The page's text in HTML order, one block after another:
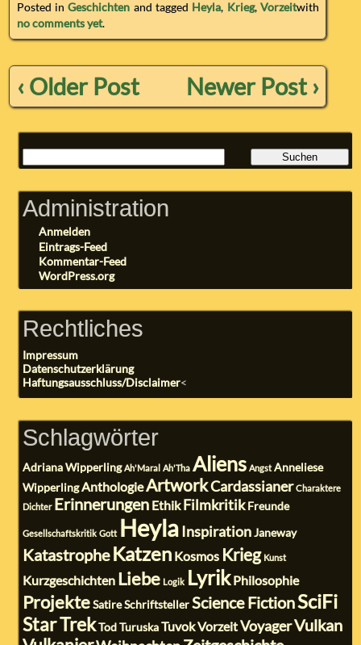
Posted inGeschichten and tagged Heyla, Krieg, Vorzeitwith
no comments yet.
‹ Older Post Newer Post ›
Administration
Anmelden
Eintrags-Feed
Kommentar-Feed
WordPress.org
Rechtliches
Impressum
Datenschutzerklärung
Haftungsausschluss/Disclaimer<
Schlagwörter
Adriana Wipperling Ah'Maral Ah'Tha Aliens Angst Anneliese
WipperlingAnthologieArtworkCardassianer Charaktere
Dichter Erinnerungen EthikFilmkritik Freunde
Gesellschaftskritik Gott HeylaInspiration Janeway
Katastrophe Katzen Kosmos Krieg Kunst
Kurzgeschichten Liebe Logik LyrikPhilosophie
Projekte SatireSchriftsteller Science FictionSciFi
Star TrekTod Turuska TuvokVorzeitVoyagerVulkan